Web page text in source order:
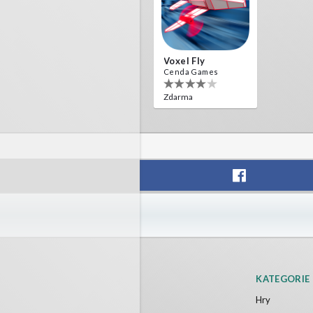
Voxel Fly
Cenda Games
Zdarma
KATEGORIE
Hry